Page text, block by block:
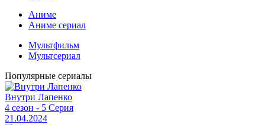
Аниме
Аниме сериал
Мультфильм
Мультсериал
Популярные сериалы
Внутри Лапенко
4 сезон - 5 Серия
21.04.2024